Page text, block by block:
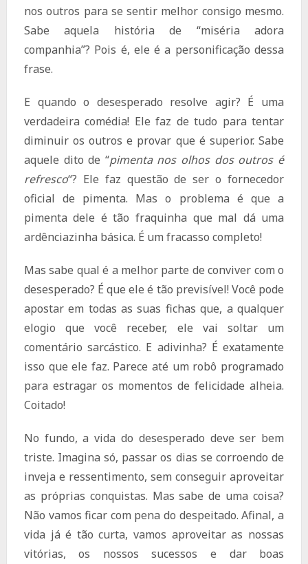
nos outros para se sentir melhor consigo mesmo.
Sabe aquela história de “miséria adora
companhia”? Pois é, ele é a personificação dessa
frase.
E quando o desesperado resolve agir? É uma
verdadeira comédia! Ele faz de tudo para tentar
diminuir os outros e provar que é superior. Sabe
aquele dito de “pimenta nos olhos dos outros é
refresco“? Ele faz questão de ser o fornecedor
oficial de pimenta. Mas o problema é que a
pimenta dele é tão fraquinha que mal dá uma
ardênciazinha básica. É um fracasso completo!
Mas sabe qual é a melhor parte de conviver com o
desesperado? É que ele é tão previsível! Você pode
apostar em todas as suas fichas que, a qualquer
elogio que você receber, ele vai soltar um
comentário sarcástico. E adivinha? É exatamente
isso que ele faz. Parece até um robô programado
para estragar os momentos de felicidade alheia.
Coitado!
No fundo, a vida do desesperado deve ser bem
triste. Imagina só, passar os dias se corroendo de
inveja e ressentimento, sem conseguir aproveitar
as próprias conquistas. Mas sabe de uma coisa?
Não vamos ficar com pena do despeitado. Afinal, a
vida já é tão curta, vamos aproveitar as nossas
vitórias, os nossos sucessos e dar boas